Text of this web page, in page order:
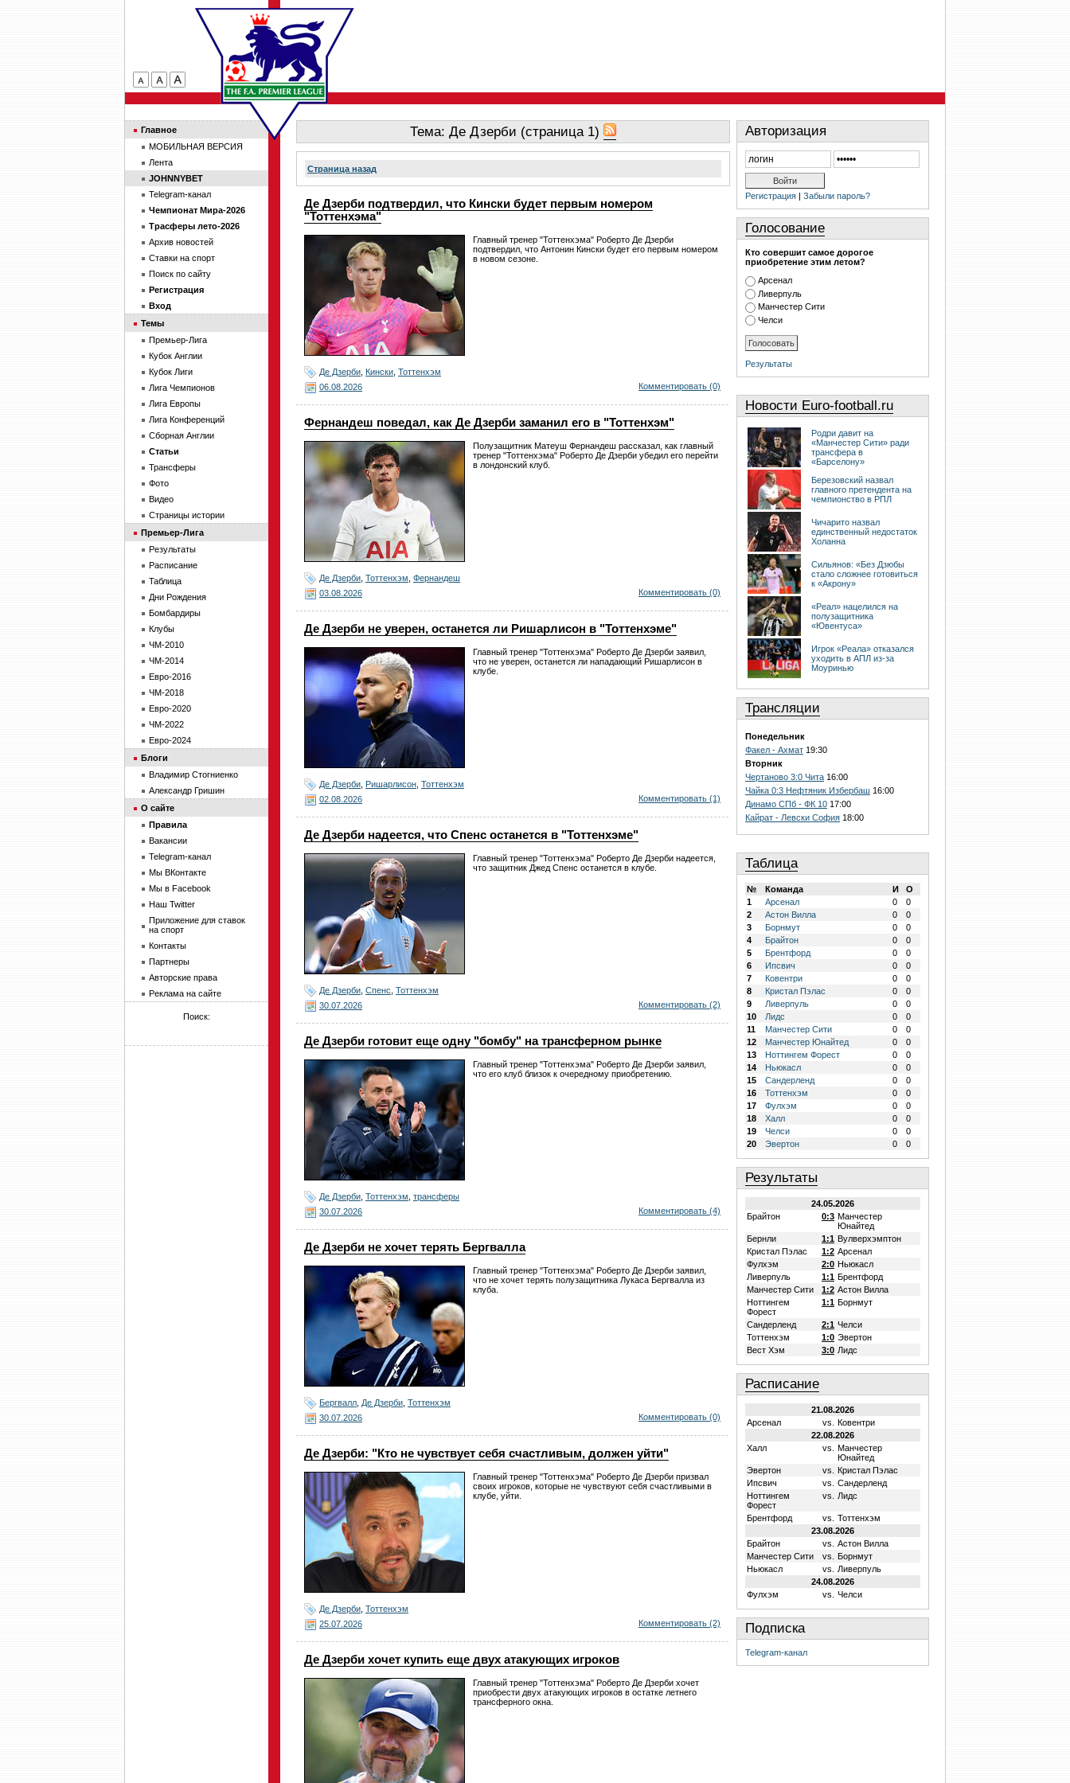
Тема: Де Дзерби (страница 1)
Страница назад
Де Дзерби подтвердил, что Кински будет первым номером
"Тоттенхэма"
Главный тренер "Тоттенхэма" Роберто Де Дзерби
подтвердил, что Антонин Кински будет его первым номером
в новом сезоне.
Де Дзерби Кински Тоттенхэм
06.08.2026
Комментировать (0)
Фернандеш поведал, как Де Дзерби заманил его в "Тоттенхэм"
Полузащитник Матеуш Фернандеш рассказал, как главный
тренер "Тоттенхэма" Роберто Де Дзерби убедил его перейти
в лондонский клуб.
Де Дзерби Тоттенхэм Фернандеш
03.08.2026
Комментировать (0)
Де Дзерби не уверен, останется ли Ришарлисон в "Тоттенхэме"
Главный тренер "Тоттенхэма" Роберто Де Дзерби заявил,
что не уверен, останется ли нападающий Ришарлисон в
клубе.
Де Дзерби Ришарлисон Тоттенхэм
02.08.2026
Комментировать (1)
Де Дзерби надеется, что Спенс останется в "Тоттенхэме"
Главный тренер "Тоттенхэма" Роберто Де Дзерби надеется,
что защитник Джед Спенс останется в клубе.
Де Дзерби Спенс Тоттенхэм
30.07.2026
Комментировать (2)
Де Дзерби готовит еще одну "бомбу" на трансферном рынке
Главный тренер "Тоттенхэма" Роберто Де Дзерби заявил,
что его клуб близок к очередному приобретению.
Де Дзерби Тоттенхэм трансферы
30.07.2026
Комментировать (4)
Де Дзерби не хочет терять Бергвалла
Главный тренер "Тоттенхэма" Роберто Де Дзерби заявил,
что не хочет терять полузащитника Лукаса Бергвалла из
клуба.
Бергвалл Де Дзерби Тоттенхэм
30.07.2026
Комментировать (0)
Де Дзерби: "Кто не чувствует себя счастливым, должен уйти"
Главный тренер "Тоттенхэма" Роберто Де Дзерби призвал
своих игроков, которые не чувствуют себя счастливыми в
клубе, уйти.
Де Дзерби Тоттенхэм
25.07.2026
Комментировать (2)
Де Дзерби хочет купить еще двух атакующих игроков
Главный тренер "Тоттенхэма" Роберто Де Дзерби хочет
приобрести двух атакующих игроков в остатке летнего
трансферного окна.
Авторизация
Регистрация | Забыли пароль?
Голосование
Кто совершит самое дорогое
приобретение этим летом?
Арсенал
Ливерпуль
Манчестер Сити
Челси
Результаты
Новости Euro-football.ru
Родри давит на
«Манчестер Сити» ради
трансфера в
«Барселону»
Березовский назвал
главного претендента на
чемпионство в РПЛ
Чичарито назвал
единственный недостаток
Холанна
Сильянов: «Без Дзюбы
стало сложнее готовиться
к «Акрону»
«Реал» нацелился на
полузащитника
«Ювентуса»
Игрок «Реала» отказался
уходить в АПЛ из-за
Моуринью
Трансляции
Понедельник
Факел - Ахмат 19:30
Вторник
Чертаново 3:0 Чита 16:00
Чайка 0:3 Нефтяник Избербаш 16:00
Динамо СПб - ФК 10 17:00
Кайрат - Левски София 18:00
Таблица
№ Команда И
О
1
Арсенал 0
0
2
Астон Вилла 0
0
3
Борнмут 0
0
4
Брайтон 0
0
5
Брентфорд 0
0
6
Ипсвич 0
0
7
Ковентри 0
0
8
Кристал Пэлас 0
0
9
Ливерпуль 0
0
10
Лидс 0
0
11
Манчестер Сити 0
0
12
Манчестер Юнайтед 0
0
13
Ноттингем Форест 0
0
14
Ньюкасл 0
0
15
Сандерленд 0
0
16
Тоттенхэм 0
0
17
Фулхэм 0
0
18
Халл 0
0
19
Челси 0
0
20
Эвертон 0 0
Результаты
24.05.2026
Брайтон
0:3 Манчестер
Юнайтед
Бернли
1:1 Вулверхэмптон
Кристал Пэлас
1:2 Арсенал
Фулхэм
2:0 Ньюкасл
Ливерпуль
1:1 Брентфорд
Манчестер Сити
1:2 Астон Вилла
Ноттингем
Форест
1:1 Борнмут
Сандерленд 2:1 Челси
Тоттенхэм
1:0 Эвертон
Вест Хэм
3:0 Лидс
Расписание
21.08.2026
Арсенал
vs.
Ковентри
22.08.2026
Халл
vs.
Манчестер
Юнайтед
Эвертон
vs.
Кристал Пэлас
Ипсвич
vs.
Сандерленд
Ноттингем
Форест
vs. Лидс
Брентфорд vs.
Тоттенхэм
23.08.2026
Брайтон
vs.
Астон Вилла
Манчестер Сити
vs.
Борнмут
Ньюкасл
vs.
Ливерпуль
24.08.2026
Фулхэм
vs. Челси
Подписка
Telegram-канал
Главное
МОБИЛЬНАЯ ВЕРСИЯ
Лента
JOHNNYBET
Telegram-канал
Чемпионат Мира-2026
Трасферы лето-2026
Архив новостей
Ставки на спорт
Поиск по сайту
Регистрация
Вход
Темы
Премьер-Лига
Кубок Англии
Кубок Лиги
Лига Чемпионов
Лига Европы
Лига Конференций
Сборная Англии
Статьи
Трансферы
Фото
Видео
Страницы истории
Премьер-Лига
Результаты
Расписание
Таблица
Дни Рождения
Бомбардиры
Клубы
ЧМ-2010
ЧМ-2014
Евро-2016
ЧМ-2018
Евро-2020
ЧМ-2022
Евро-2024
Блоги
Владимир Стогниенко
Александр Гришин
О сайте
Правила
Вакансии
Telegram-канал
Мы ВКонтакте
Мы в Facebook
Наш Twitter
Приложение для ставок
на спорт
Контакты
Партнеры
Авторские права
Реклама на сайте
Поиск: